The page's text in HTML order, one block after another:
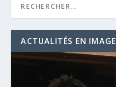
ACTUALITÉS EN IMAGE